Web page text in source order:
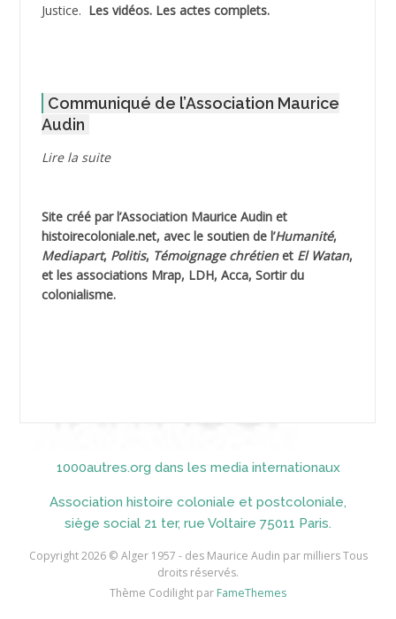
ADOUL Arab *
AGOULMINE
AHLOUCHE Mabrouk *
AIBLIED Ahmed
AICI (ou AISSI) Laïd
AIDI
AININE Abdelkader
Justice. Les vidéos. Les actes complets.
Communiqué de l’Association Maurice
Audin
Lire la suite
Site créé par l’Association Maurice Audinet
histoirecoloniale.net, avec le soutien de l’Humanité,
Mediapart, Politis, Témoignage chrétienet El Watan,
et les associations Mrap, LDH, Acca, Sortir du
colonialisme.
1000autres.org dans les media internationaux
Association histoire coloniale et postcoloniale,
siège social 21 ter, rue Voltaire 75011 Paris.
Copyright 2026 © Alger 1957 - des Maurice Audin par milliers Tous
droits réservés.
Thème Codilight par FameThemes